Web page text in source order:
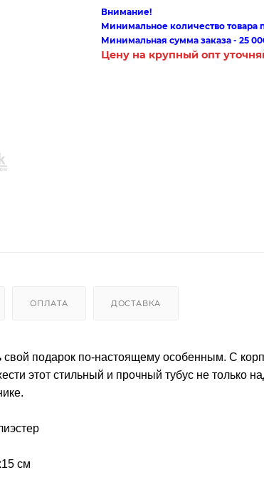
Внимание!
Минимальное количество товара
Минимальная сумма заказа - 25
Цену на крупный опт
ОПЛАТА ДОСТАВКА
свой подарок по-настоящему особенным. С
этот стильный и прочный тубус не только
см